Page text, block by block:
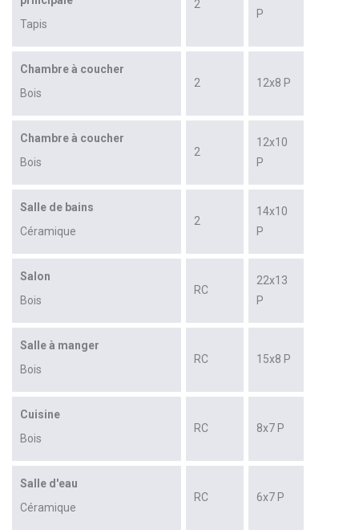
Tapis
2
P
Chambre à coucher
Bois
2 12x8 P
Chambre à coucher
Bois
2
12x10
P
Salle de bains
Céramique
2
14x10
P
Salon
Bois
RC
22x13
P
Salle à manger
Bois
RC 15x8 P
Cuisine
Bois
RC 8x7 P
Salle d'eau
Céramique
RC 6x7 P